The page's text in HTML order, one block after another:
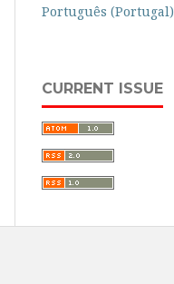
Português (Portugal)
CURRENT ISSUE